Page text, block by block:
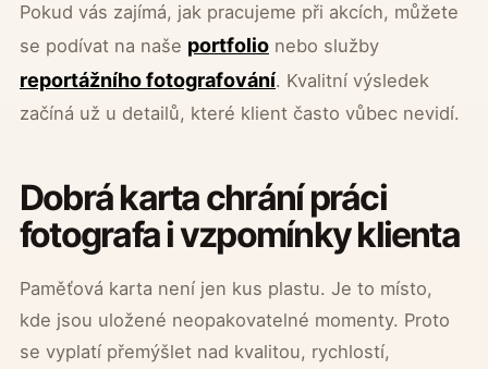
Pokud vás zajímá, jak pracujeme při akcích, můžete
se podívat na naše portfolio nebo služby
reportážního fotografování. Kvalitní výsledek
začíná už u detailů, které klient často vůbec nevidí.
Dobrá karta chrání práci
fotografa i vzpomínky klienta
Paměťová karta není jen kus plastu. Je to místo,
kde jsou uložené neopakovatelné momenty. Proto
se vyplatí přemýšlet nad kvalitou, rychlostí,